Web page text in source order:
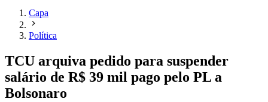
Capa
Política
TCU arquiva pedido para suspender
salário de R$ 39 mil pago pelo PL a
Bolsonaro